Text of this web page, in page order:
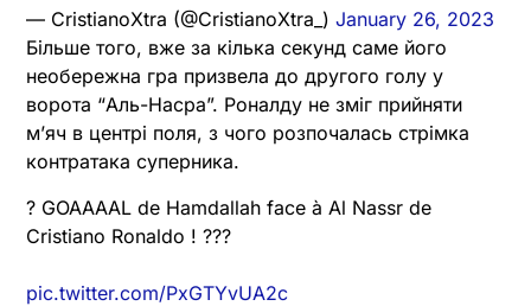
— CristianoXtra (@CristianoXtra_) January 26, 2023
Більше того, вже за кілька секунд саме його
необережна гра призвела до другого голу у
ворота “Аль-Насра”. Роналду не зміг прийняти
м’яч в центрі поля, з чого розпочалась стрімка
контратака суперника.
? GOAAAAL de Hamdallah face à Al Nassr de
Cristiano Ronaldo ! ???
pic.twitter.com/PxGTYvUA2c